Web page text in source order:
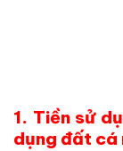
1. Tiền sử
dụng đất cá